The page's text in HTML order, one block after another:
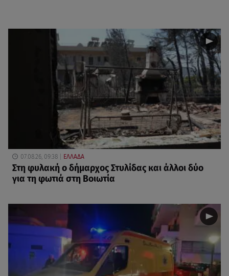
07.08.26, 09:38 ΕΛΛΑΔΑ
Στη φυλακή ο δήμαρχος Στυλίδας και άλλοι δύο
για τη φωτιά στη Βοιωτία